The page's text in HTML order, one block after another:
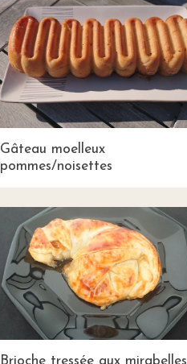
Gâteau moelleux
pommes/noisettes